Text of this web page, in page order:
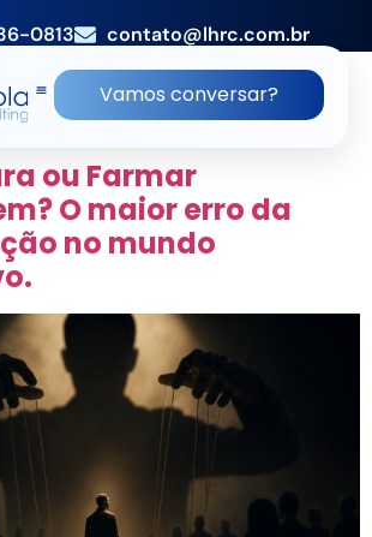
0813 contato@lhrc.com.br
Vamos conversar?
DE RH
ou Farmar
O maior erro da
no mundo